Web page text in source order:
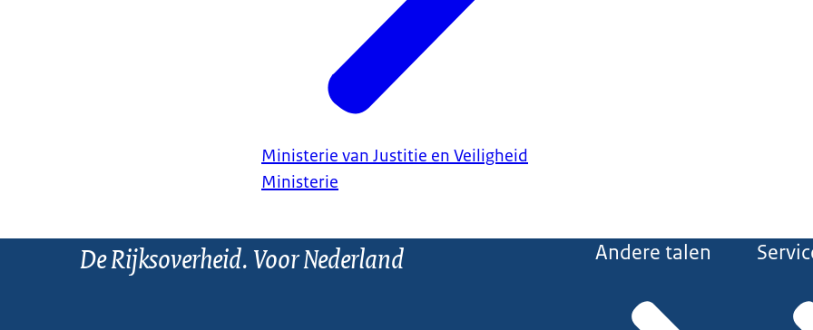
Ministerie van Justitie en Veiligheid
Ministerie
De Rijksoverheid. Voor Nederland Andere talen